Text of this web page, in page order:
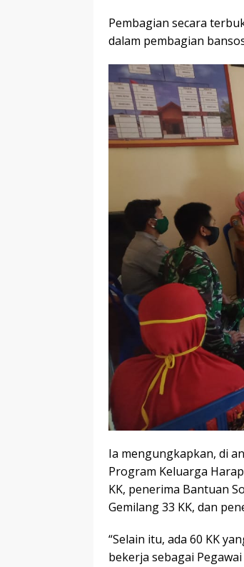
Pembagian secara
dalam pembagian
Ia mengungkapkan, di
Program Keluarga
KK, penerima Bantuan
Gemilang 33 KK, dan
“Selain itu, ada 60 KK
bekerja sebagai